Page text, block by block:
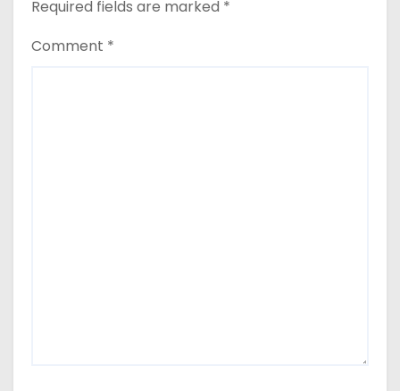
Required fields are marked *
Comment *